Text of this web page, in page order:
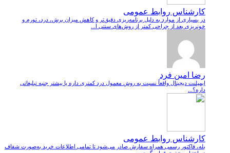
کارشناس روابط عمومی
در بسیاری از موارد به دلیل برنامه‌ریزی دقیق‌تر و کاهش میزان برش، درد، تورم و
خونریزی بعد از جراحی کمتر از روش‌های سنتی ا...
رضا امین فرد
ایمپلنت دیجیتال واقعاً نسبت به روش معمول درد کمتری داره یا بیشتر جنبه تبلیغاتی
داره؟...
کارشناس روابط عمومی
بله، فاکتور رسمی همراه سفارش صادر می‌شود تا تمامی اطلاعات خرید به‌صورت شفاف